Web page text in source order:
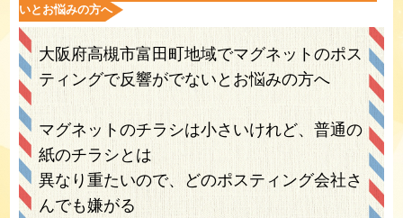
いとお悩みの方へ
大阪府高槻市富田町地域でマグネットのポス
ティングで反響がでないとお悩みの方へ
マグネットのチラシは小さいけれど、普通の
紙のチラシとは
異なり重たいので、どのポスティング会社さ
んでも嫌がる